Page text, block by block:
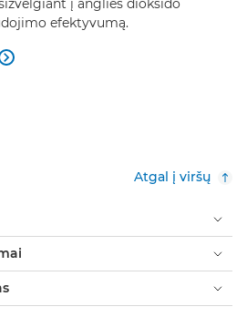
į anglies dioksido
efektyvumą.

Atgal į viršų